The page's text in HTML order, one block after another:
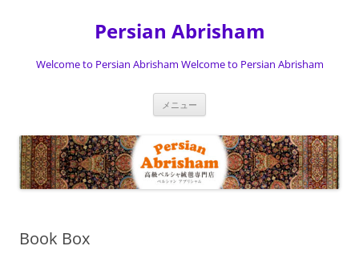
Persian Abrisham
Welcome to Persian Abrisham Welcome to Persian Abrisham
メニュー
ス
キ
ッ
Book Box